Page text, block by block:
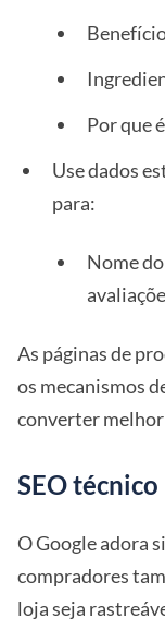
Por que
Use dados
para:
Nome
As páginas de
os mecanismos
converter
SEO
O Google adora
compradores
loja seja